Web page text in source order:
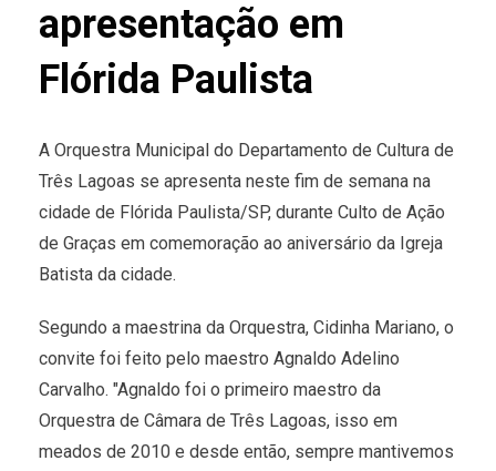
apresentação em
Flórida Paulista
A Orquestra Municipal do Departamento de Cultura de
Três Lagoas se apresenta neste fim de semana na
cidade de Flórida Paulista/SP, durante Culto de Ação
de Graças em comemoração ao aniversário da Igreja
Batista da cidade.
Segundo a maestrina da Orquestra, Cidinha Mariano, o
convite foi feito pelo maestro Agnaldo Adelino
Carvalho. "Agnaldo foi o primeiro maestro da
Orquestra de Câmara de Três Lagoas, isso em
meados de 2010 e desde então, sempre mantivemos